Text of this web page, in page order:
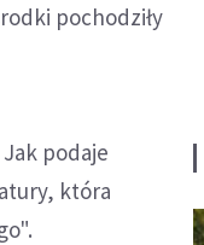
pochodziły
podaje
która